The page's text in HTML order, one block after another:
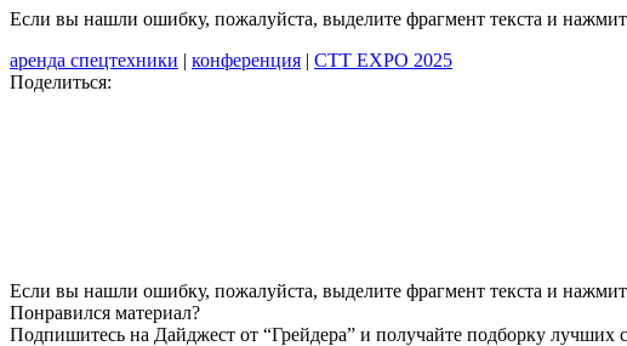
Если вы нашли ошибку, пожалуйста, выделите фрагмент текста и
аренда спецтехники | конференция | СТТ EXPO 2025
Поделиться:
Если вы нашли ошибку, пожалуйста, выделите фрагмент текста и
Понравился материал?
Подпишитесь на Дайджест от “Грейдера” и получайте подборку лучших